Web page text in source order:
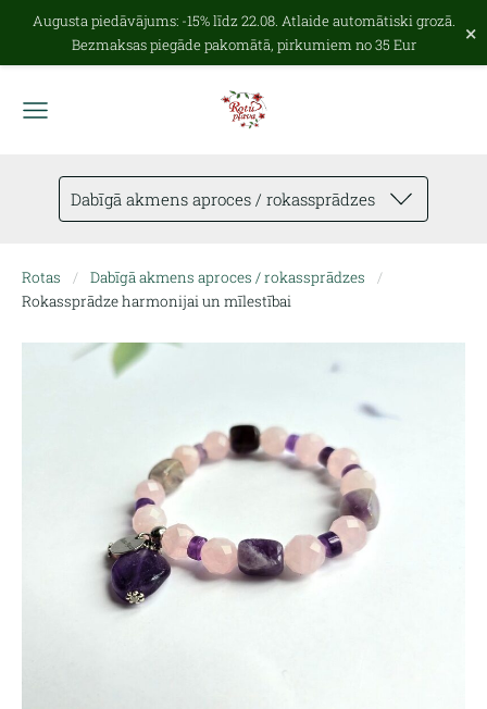
Augusta piedāvājums: -15% līdz 22.08. Atlaide automātiski grozā.
Bezmaksas piegāde pakomātā, pirkumiem no 35 Eur
×
Dabīgā akmens aproces / rokassprādzes
Rotas
Dabīgā akmens aproces / rokassprādzes
Rokassprādze harmonijai un mīlestībai